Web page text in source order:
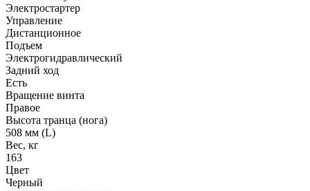
Электростартер
Управление
Дистанционное
Подъем
Электрогидравлический
Задний ход
Есть
Вращение винта
Правое
Высота транца (нога)
508 мм (L)
Вес, кг
163
Цвет
Черный